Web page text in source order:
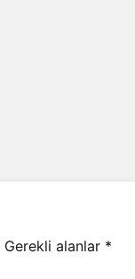
Gerekli alanlar *